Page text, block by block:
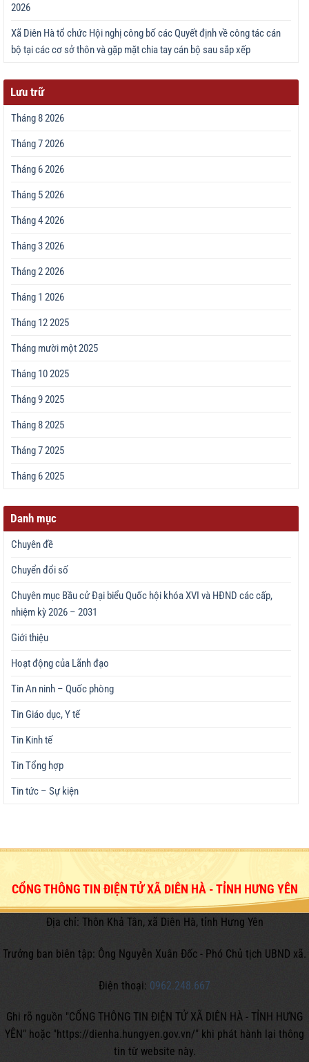
2026
Xã Diên Hà tổ chức Hội nghị công bố các Quyết định về công tác cán
bộ tại các cơ sở thôn và gặp mặt chia tay cán bộ sau sắp xếp
Lưu trữ
Tháng 8 2026
Tháng 7 2026
Tháng 6 2026
Tháng 5 2026
Tháng 4 2026
Tháng 3 2026
Tháng 2 2026
Tháng 1 2026
Tháng 12 2025
Tháng mười một 2025
Tháng 10 2025
Tháng 9 2025
Tháng 8 2025
Tháng 7 2025
Tháng 6 2025
Danh mục
Chuyên đề
Chuyển đổi số
Chuyên mục Bầu cử Đại biểu Quốc hội khóa XVI và HĐND các cấp,
nhiệm kỳ 2026 – 2031
Giới thiệu
Hoạt động của Lãnh đạo
Tin An ninh – Quốc phòng
Tin Giáo dục, Y tế
Tin Kinh tế
Tin Tổng hợp
Tin tức – Sự kiện
CỔNG THÔNG TIN ĐIỆN TỬ XÃ DIÊN HÀ - TỈNH HƯNG YÊN
Địa chỉ: Thôn Khả Tân, xã Diên Hà, tỉnh Hưng Yên
Trưởng ban biên tập: Ông Nguyễn Xuân Đốc - Phó Chủ tịch UBND xã.
Điện thoại: 0962.248.667
Ghi rõ nguồn "CỔNG THÔNG TIN ĐIỆN TỬ XÃ DIÊN HÀ - TỈNH HƯNG
YÊN" hoặc "https://dienha.hungyen.gov.vn/" khi phát hành lại thông
tin từ website này.